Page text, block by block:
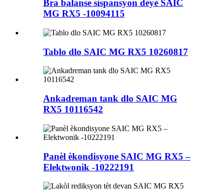
Bra balanse sispansyon dèyè SAIC
MG RX5 -10094115
Tablo dlo SAIC MG RX5 10260817
Ankadreman tank dlo SAIC MG
RX5 10116542
Panèl èkondisyone SAIC MG RX5 –
Elektwonik -10222191